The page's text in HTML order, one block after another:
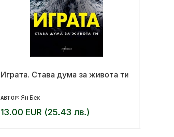
Играта. Става дума за живота ти
АВТОР: Ян Бек
13.00 EUR (25.43 лв.)